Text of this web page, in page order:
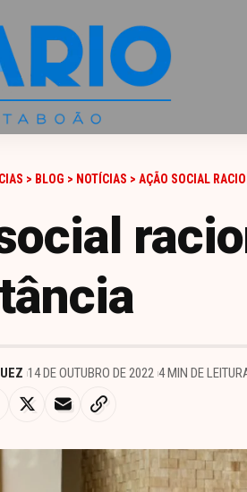
> BLOG > NOTÍCIAS > AÇÃO SOCIAL
14 DE OUTUBRO DE 2022 4 MIN DE